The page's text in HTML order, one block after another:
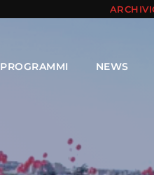
PROGRAMMI NEWS